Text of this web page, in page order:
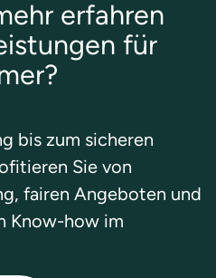
erfahren
für
bis zum sicheren
Sie von
fairen Angeboten und
Know-how im